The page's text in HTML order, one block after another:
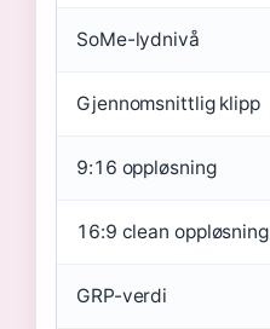
SoMe-lydnivå
Gjennomsnittlig klipp
9:16 oppløsning
16:9 clean oppløsning
GRP-verdi